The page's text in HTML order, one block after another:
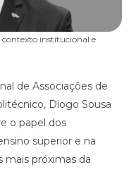
contexto institucional e
de Associações de
Diogo Sousa
o papel dos
superior e na
mais próximas da